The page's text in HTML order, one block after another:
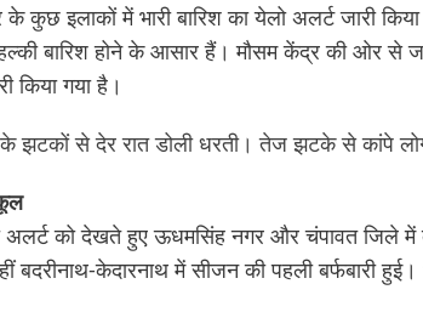
इलाकों में भारी बारिश का येलो अलर्ट जारी किया
बारिश होने के आसार हैं। मौसम केंद्र की ओर से
किया गया है।
झटकों से देर रात डोली धरती। तेज झटके से कांपे
अलर्ट को देखते हुए ऊधमसिंह नगर और चंपावत
बदरीनाथ-केदारनाथ में सीजन की पहली बर्फबारी